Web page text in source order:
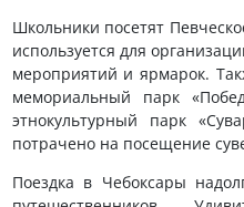
Школьники посетят
используется для
мероприятий и ярмарок.
мемориальный парк
этнокультурный парк
потрачено на посещение
Поездка в Чебоксары